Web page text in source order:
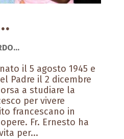
il 5 agosto 1945 e
Padre il 2 dicembre
a studiare la
per vivere
francescano in
Fr. Ernesto ha
per...